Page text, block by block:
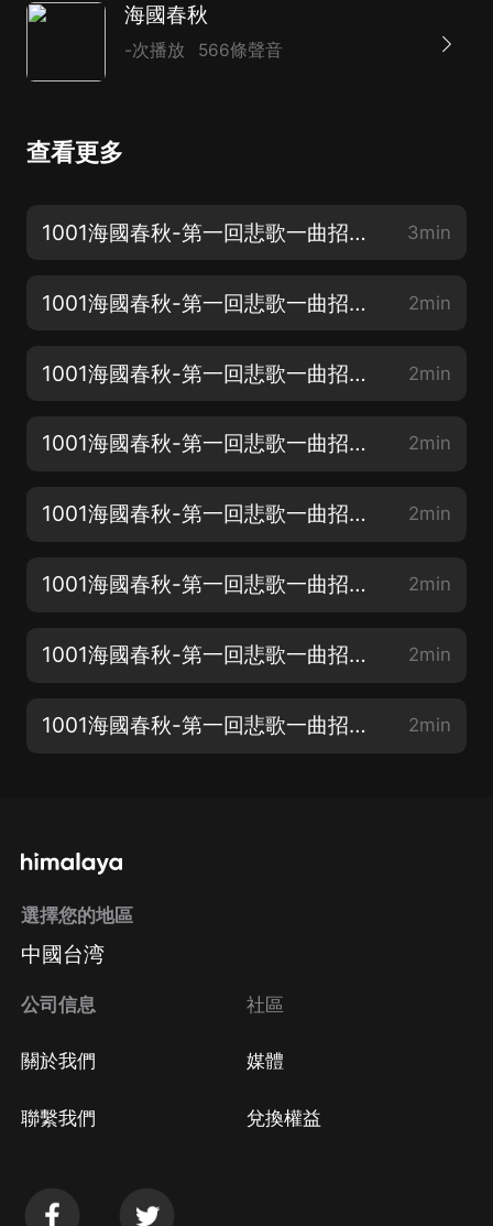
海國春秋
-次播放 566條聲音
查看更多
1001海國春秋-第一回悲歌一曲招賢士國傾家亡出傑人-01 3min
1001海國春秋-第一回悲歌一曲招賢士國傾家亡出傑人-02 2min
1001海國春秋-第一回悲歌一曲招賢士國傾家亡出傑人-03 2min
1001海國春秋-第一回悲歌一曲招賢士國傾家亡出傑人-04 2min
1001海國春秋-第一回悲歌一曲招賢士國傾家亡出傑人-05 2min
1001海國春秋-第一回悲歌一曲招賢士國傾家亡出傑人-06 2min
1001海國春秋-第一回悲歌一曲招賢士國傾家亡出傑人-07 2min
1001海國春秋-第一回悲歌一曲招賢士國傾家亡出傑人-08 2min
選擇您的地區
中國台湾
公司信息
關於我們
聯繫我們
社區
媒體
兌換權益